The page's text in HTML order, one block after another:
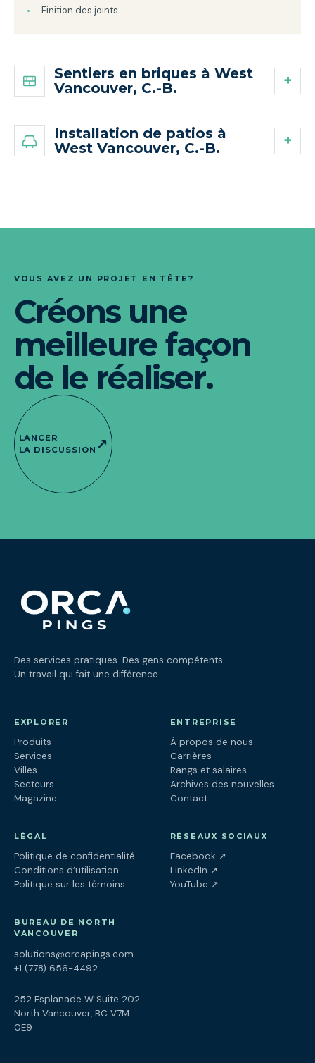
Finition des joints
Sentiers en briques à West
Vancouver, C.-B.
Installation de patios à
West Vancouver, C.-B.
VOUS AVEZ UN PROJET EN TÊTE?
Créons une
meilleure façon
de le réaliser.
LANCER
LA DISCUSSION ↗
Des services pratiques. Des gens compétents.
Un travail qui fait une différence.
EXPLORER
Produits
Services
Villes
Secteurs
Magazine
ENTREPRISE
À propos de nous
Carrières
Rangs et salaires
Archives des nouvelles
Contact
LÉGAL
Politique de confidentialité
Conditions d’utilisation
Politique sur les témoins
RÉSEAUX SOCIAUX
Facebook ↗(ouvre dans un
LinkedIn ↗(ouvre dans un
YouTube ↗(ouvre dans un
BUREAU DE NORTH
VANCOUVER
solutions@orcapings.com
+1 (778) 656-4492
252 Esplanade W Suite 202
North Vancouver, BC V7M
0E9